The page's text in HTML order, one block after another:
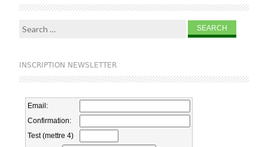
Search for:
INSCRIPTION NEWSLETTER